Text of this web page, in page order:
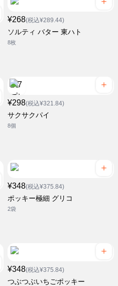
¥268(税込¥289.44)
ソルティ バター 東ハト
8枚
¥298(税込¥321.84)
サクサクパイ
8個
¥348(税込¥375.84)
ポッキー極細 グリコ
2袋
¥348(税込¥375.84)
つぶつぶいちごポッキー